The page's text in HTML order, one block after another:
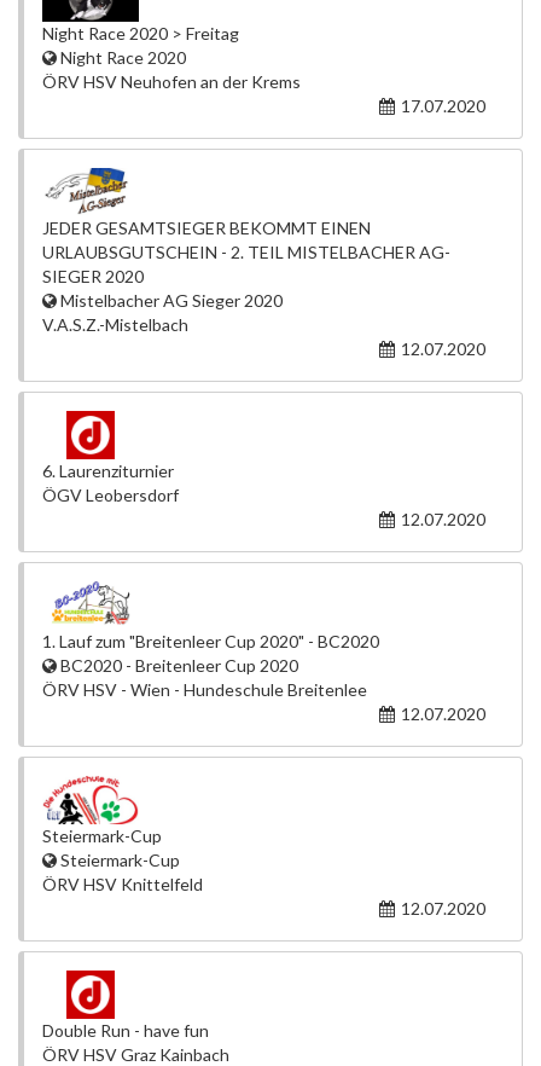
Night Race 2020 > Freitag
Night Race 2020
ÖRV HSV Neuhofen an der Krems
17.07.2020
JEDER GESAMTSIEGER BEKOMMT EINEN
URLAUBSGUTSCHEIN - 2. TEIL MISTELBACHER AG-
SIEGER 2020
Mistelbacher AG Sieger 2020
V.A.S.Z.-Mistelbach
12.07.2020
6. Laurenziturnier
ÖGV Leobersdorf
12.07.2020
1. Lauf zum "Breitenleer Cup 2020" - BC2020
BC2020 - Breitenleer Cup 2020
ÖRV HSV - Wien - Hundeschule Breitenlee
12.07.2020
Steiermark-Cup
Steiermark-Cup
ÖRV HSV Knittelfeld
12.07.2020
Double Run - have fun
ÖRV HSV Graz Kainbach